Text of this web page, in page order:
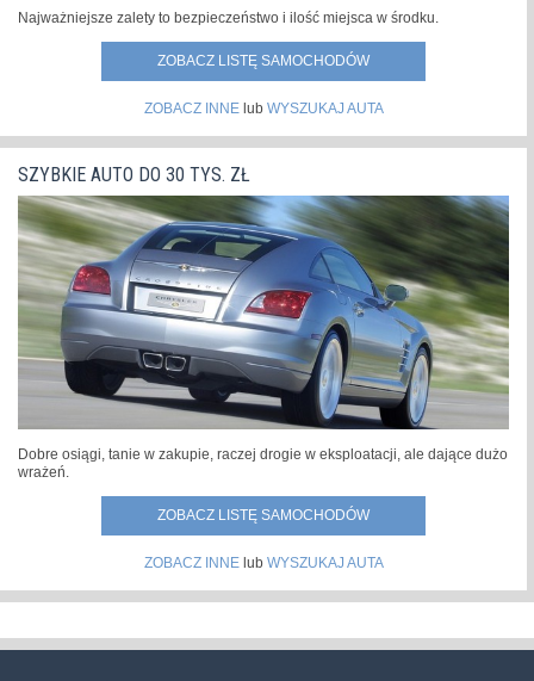
Najważniejsze zalety to bezpieczeństwo i ilość miejsca w środku.
ZOBACZ LISTĘ SAMOCHODÓW
ZOBACZ INNElub WYSZUKAJ AUTA
SZYBKIE AUTO DO 30 TYS. ZŁ
Dobre osiągi, tanie w zakupie, raczej drogie w eksploatacji, ale dające dużo
wrażeń.
ZOBACZ LISTĘ SAMOCHODÓW
ZOBACZ INNElub WYSZUKAJ AUTA